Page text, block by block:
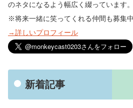
のネタになるよう幅広く綴っています。
※将来一緒に笑ってくれる仲間も募集
→詳しいプロフィール
新着記事